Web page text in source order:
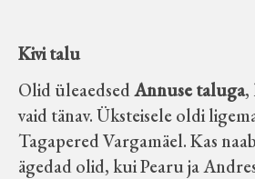
Otsi
Tagasiside
Kivi talu
Olid üleaedsedAnnuse taluga,
vaid tänav. Üksteisele oldi
Tagapered Vargamäel. Kas
ägedad olid, kui Pearu ja